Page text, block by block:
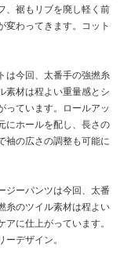
、裾もリブを廃し軽く前
変わってきます。コット
は今回、太番手の強撚糸
素材は程よい重量感とシ
っています。ロールアッ
にホールを配し、長さの
袖の広さの調整も可能に
ジーパンツは今回、太番
糸のツイル素材は程よい
に仕上がっています。
デザイン。